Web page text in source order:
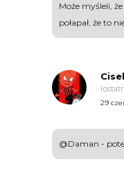
Może myśleli,
połapał, że to
29
@Daman -